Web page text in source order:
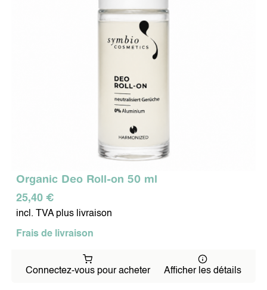
Organic Deo Roll-on 50 ml
25,40 €
incl. TVA plus livraison
Frais de livraison
Connectez-vous pour acheter Afficher les détails